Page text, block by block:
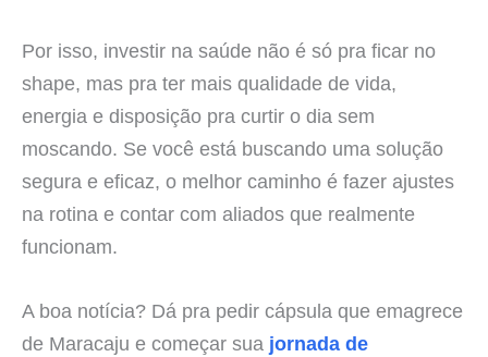
Por isso, investir na saúde não é só pra ficar no
shape, mas pra ter mais qualidade de vida,
energia e disposição pra curtir o dia sem
moscando. Se você está buscando uma solução
segura e eficaz, o melhor caminho é fazer ajustes
na rotina e contar com aliados que realmente
funcionam.
A boa notícia? Dá pra pedir cápsula que emagrece
de Maracaju e começar sua jornada de